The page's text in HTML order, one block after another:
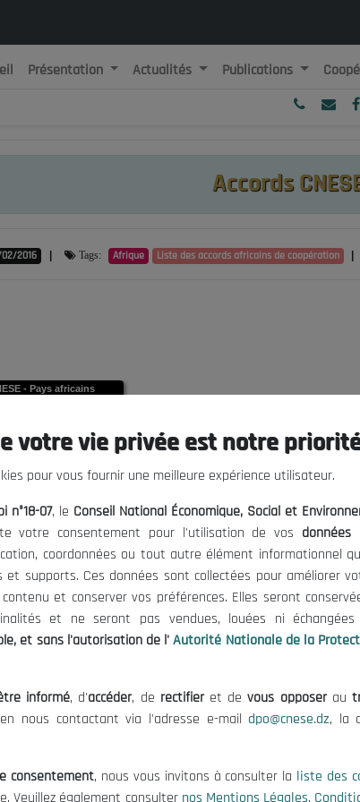
République Algérienne
Présentation Actualités Publications
Accords
2016 Tags: Afrique Liste des accords africains de coopération
- Pays africains
Informations utiles
Mentions Légales
votre vie privée est notre
pour vous fournir une meilleure expérience utilisateur.
n°18-07, le Conseil National Économique, Social et
votre consentement pour l'utilisation de vos données
coordonnées ou tout autre élément informationnel
et supports. Ces données sont collectées pour améliorer
et conserver vos préférences. Elles seront
et ne seront pas vendues, louées ni
et sans l'autorisation de l' Autorité Nationale de la
informé, d'accéder, de rectifieret devous opposerau
nous contactant via l'adresse e-mail dpo@cnese.dz, la
consentement, nous vous invitons à consulter la liste des
Veuillez également consulter nos Mentions Légales,